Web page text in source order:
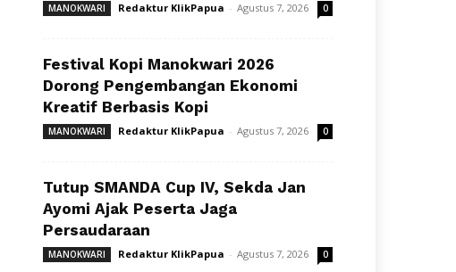
MANOKWARI Redaktur KlikPapua - Agustus 7, 2026 0
Festival Kopi Manokwari 2026
Dorong Pengembangan Ekonomi
Kreatif Berbasis Kopi
MANOKWARI Redaktur KlikPapua - Agustus 7, 2026 0
Tutup SMANDA Cup IV, Sekda Jan
Ayomi Ajak Peserta Jaga
Persaudaraan
MANOKWARI Redaktur KlikPapua - Agustus 7, 2026 0